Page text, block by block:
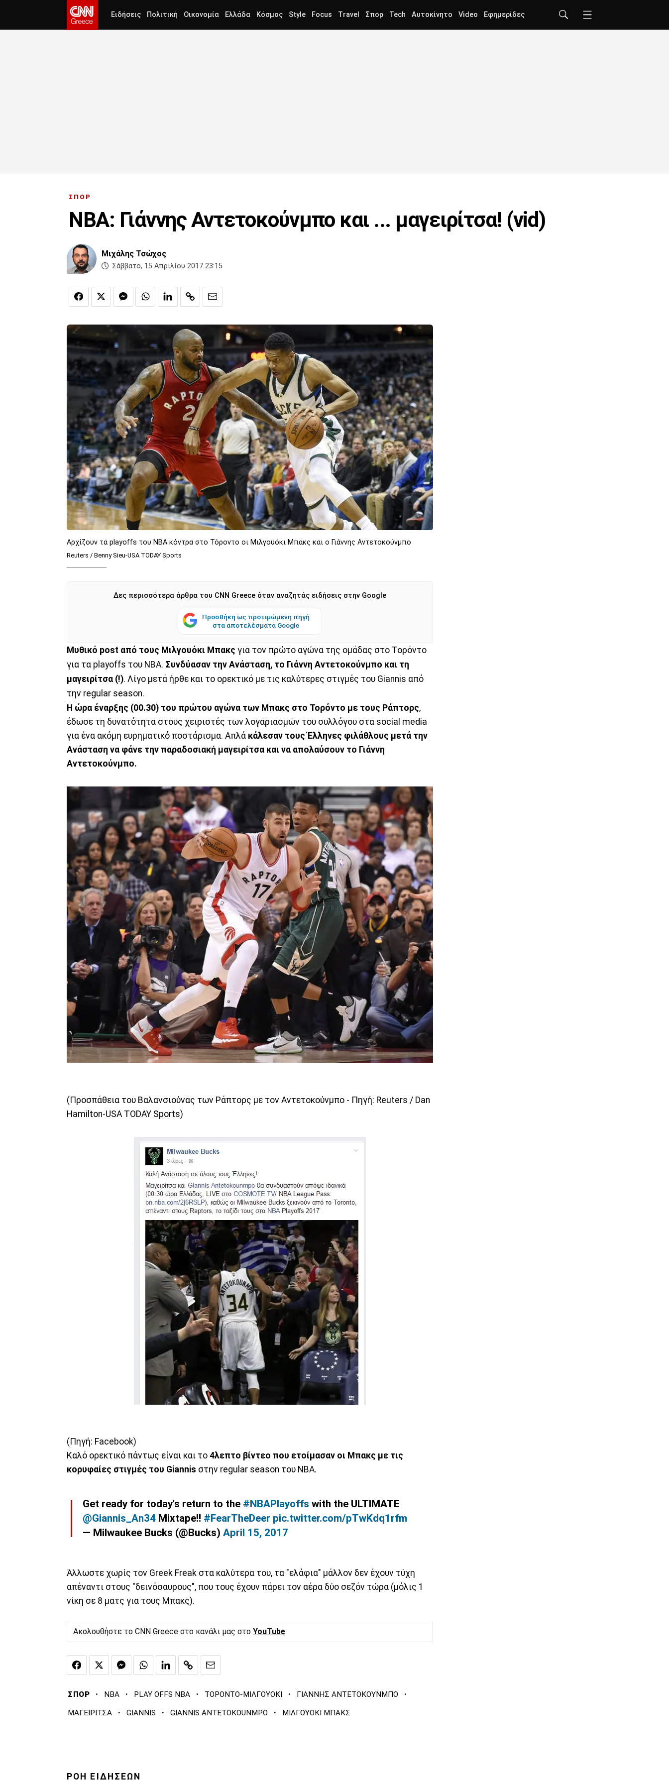
Ειδήσεις Πολιτική Οικονομία Ελλάδα Κόσμος Style Focus Travel Σπορ Tech Αυτοκίνητο Video Εφημερίδες
ΣΠΟΡ
NBA: Γιάννης Αντετοκούνμπο και ... μαγειρίτσα! (vid)
Μιχάλης Τσώχος
Σάββατο, 15 Απριλίου 2017 23:15
Αρχίζουν τα playoffs του NBA κόντρα στο Τόροντο οι Μιλγουόκι Μπακς και ο Γιάννης Αντετοκούνμπο
Reuters / Benny Sieu-USA TODAY Sports
Δες περισσότερα άρθρα του CNN Greece όταν αναζητάς ειδήσεις στην Google
Προσθήκη ως προτιμώμενη πηγή
στα αποτελέσματα Google
Μυθικό post από τους Μιλγουόκι Μπακς για τον πρώτο αγώνα της ομάδας στο Τορόντο
για τα playoffs του NBA. Συνδύασαν την Ανάσταση, το Γιάννη Αντετοκούνμπο και τη
μαγειρίτσα (!). Λίγο μετά ήρθε και το ορεκτικό με τις καλύτερες στιγμές του Giannis από
την regular season.
Η ώρα έναρξης (00.30) του πρώτου αγώνα των Μπακς στο Τορόντο με τους Ράπτορς,
έδωσε τη δυνατότητα στους χειριστές των λογαριασμών του συλλόγου στα social media
για ένα ακόμη ευρηματικό ποστάρισμα. Απλά κάλεσαν τους Έλληνες φιλάθλους μετά την
Ανάσταση να φάνε την παραδοσιακή μαγειρίτσα και να απολαύσουν το Γιάννη
Αντετοκούνμπο.
(Προσπάθεια του Βαλανσιούνας των Ράπτορς με τον Αντετοκούνμπο - Πηγή: Reuters / Dan
Hamilton-USA TODAY Sports)
(Πηγή: Facebook)
Καλό ορεκτικό πάντως είναι και το 4λεπτο βίντεο που ετοίμασαν οι Μπακς με τις
κορυφαίες στιγμές του Giannis στην regular season του NBA.
Get ready for today's return to the #NBAPlayoffs with the ULTIMATE
@Giannis_An34 Mixtape!! #FearTheDeer pic.twitter.com/pTwKdq1rfm
— Milwaukee Bucks (@Bucks) April 15, 2017
Άλλωστε χωρίς τον Greek Freak στα καλύτερα του, τα "ελάφια" μάλλον δεν έχουν τύχη
απέναντι στους "δεινόσαυρους", που τους έχουν πάρει τον αέρα δύο σεζόν τώρα (μόλις 1
νίκη σε 8 ματς για τους Μπακς).
Ακολουθήστε το CNN Greece στο κανάλι μας στο YouTube
ΣΠΟΡ · NBA · PLAY OFFS NBA · ΤΟΡΟΝΤΟ-ΜΙΛΓΟΥΟΚΙ · ΓΙΑΝΝΗΣ ΑΝΤΕΤΟΚΟΥΝΜΠΟ ·
ΜΑΓΕΙΡΙΤΣΑ · GIANNIS · GIANNIS ANTETOKOUNMPO · ΜΙΛΓΟΥΟΚΙ ΜΠΑΚΣ
ΡΟΗ ΕΙΔΗΣΕΩΝ